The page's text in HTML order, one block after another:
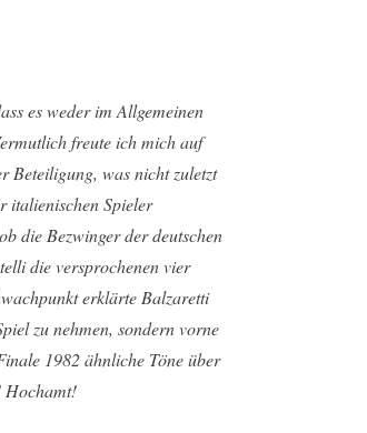
es weder im Allgemeinen
freute ich mich auf
Beteiligung, was nicht zuletzt
italienischen Spieler
die Bezwinger der deutschen
die versprochenen vier
erklärte Balzaretti
zu nehmen, sondern vorne
1982 ähnliche Töne über
Hochamt!